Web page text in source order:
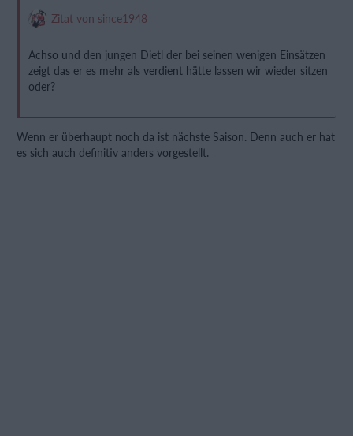
Zitat von since1948
Achso und den jungen Dietl der bei seinen wenigen Einsätzen
zeigt das er es mehr als verdient hätte lassen wir wieder sitzen
oder?
Wenn er überhaupt noch da ist nächste Saison. Denn auch er hat
es sich auch definitiv anders vorgestellt.